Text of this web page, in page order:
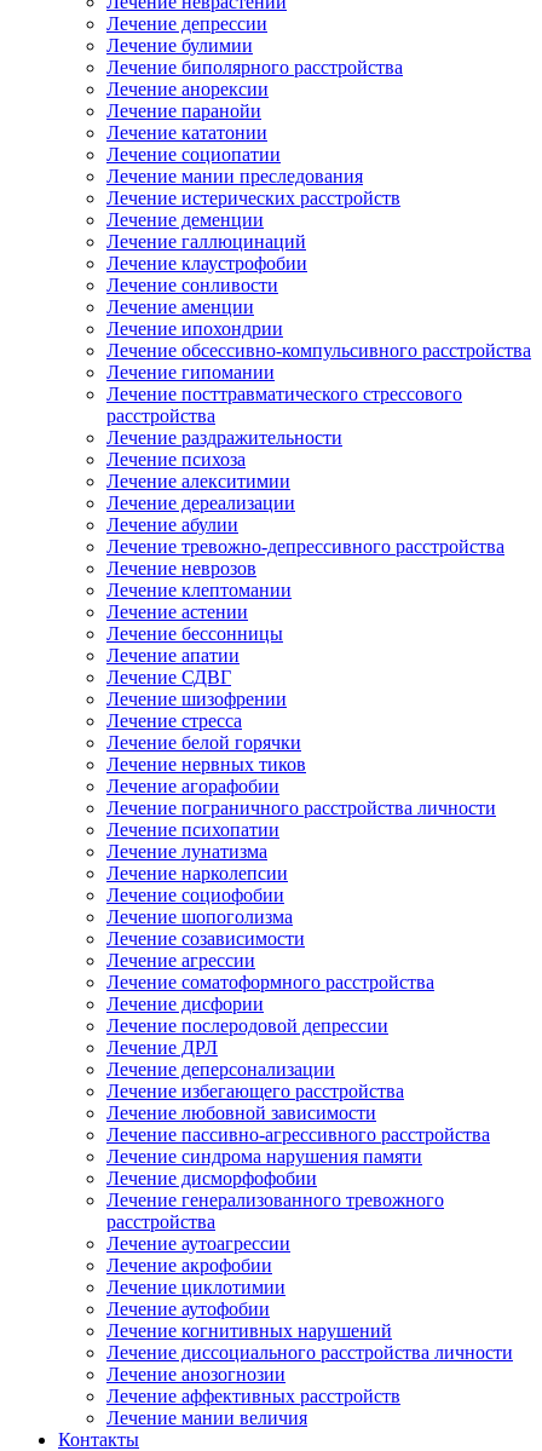
Лечение депрессии
Лечение булимии
Лечение биполярного расстройства
Лечение анорексии
Лечение паранойи
Лечение кататонии
Лечение социопатии
Лечение мании преследования
Лечение истерических расстройств
Лечение деменции
Лечение галлюцинаций
Лечение клаустрофобии
Лечение сонливости
Лечение аменции
Лечение ипохондрии
Лечение обсессивно-компульсивного расстройства
Лечение гипомании
Лечение посттравматического стрессового
расстройства
Лечение раздражительности
Лечение психоза
Лечение алекситимии
Лечение дереализации
Лечение абулии
Лечение тревожно-депрессивного расстройства
Лечение неврозов
Лечение клептомании
Лечение астении
Лечение бессонницы
Лечение апатии
Лечение СДВГ
Лечение шизофрении
Лечение стресса
Лечение белой горячки
Лечение нервных тиков
Лечение агорафобии
Лечение пограничного расстройства личности
Лечение психопатии
Лечение лунатизма
Лечение нарколепсии
Лечение социофобии
Лечение шопоголизма
Лечение созависимости
Лечение агрессии
Лечение соматоформного расстройства
Лечение дисфории
Лечение послеродовой депрессии
Лечение ДРЛ
Лечение деперсонализации
Лечение избегающего расстройства
Лечение любовной зависимости
Лечение пассивно-агрессивного расстройства
Лечение синдрома нарушения памяти
Лечение дисморфофобии
Лечение генерализованного тревожного
расстройства
Лечение аутоагрессии
Лечение акрофобии
Лечение циклотимии
Лечение аутофобии
Лечение когнитивных нарушений
Лечение диссоциального расстройства личности
Лечение анозогнозии
Лечение аффективных расстройств
Лечение мании величия
Контакты